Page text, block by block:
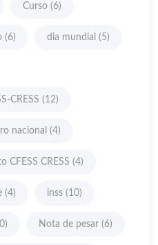
Curso (6)
(6) dia mundial (5)
CRESS (12)
nacional (4)
CFESS CRESS (4)
(4) inss (10)
Nota de pesar (6)